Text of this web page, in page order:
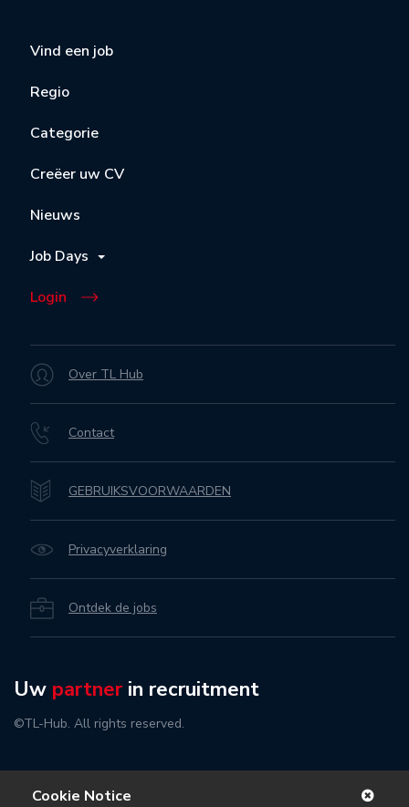
Vind een job
Regio
Categorie
Creëer uw CV
Nieuws
Job Days
Login
Over TL Hub
Contact
GEBRUIKSVOORWAARDEN
Privacyverklaring
Ontdek de jobs
Uw partner in recruitment
©TL-Hub. All rights reserved.
Cookie Notice